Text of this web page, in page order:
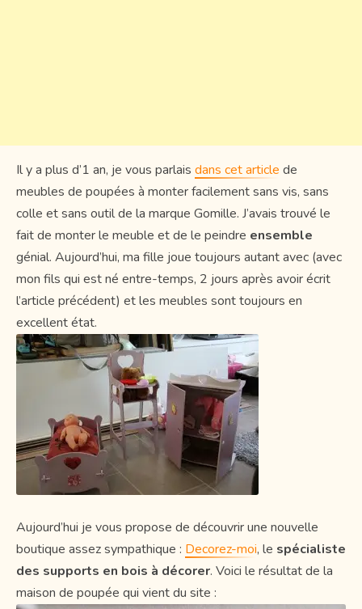
Il y a plus d’1 an, je vous parlais dans cet article de
meubles de poupées à monter facilement sans vis, sans
colle et sans outil de la marque Gomille. J’avais trouvé le
fait de monter le meuble et de le peindre ensemble
génial. Aujourd’hui, ma fille joue toujours autant avec (avec
mon fils qui est né entre-temps, 2 jours après avoir écrit
l’article précédent) et les meubles sont toujours en
excellent état.
Aujourd’hui je vous propose de découvrir une nouvelle
boutique assez sympathique : Decorez-moi, le spécialiste
des supports en bois à décorer. Voici le résultat de la
maison de poupée qui vient du site :